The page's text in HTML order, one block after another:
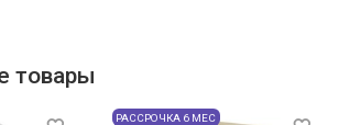
товары
РАССРОЧКА 6 МЕС